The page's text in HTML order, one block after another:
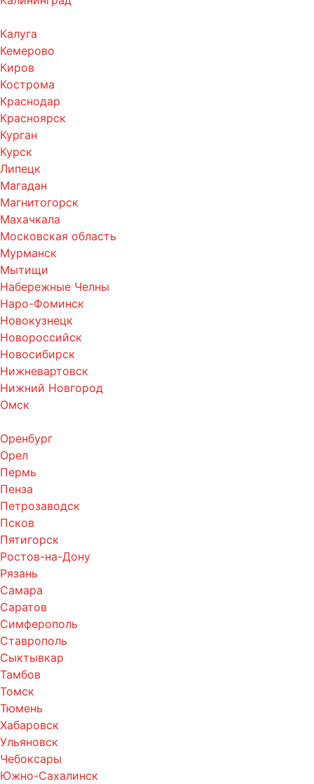
Калуга
Кемерово
Киров
Кострома
Краснодар
Красноярск
Курган
Курск
Липецк
Магадан
Магнитогорск
Махачкала
Московская область
Мурманск
Мытищи
Набережные Челны
Наро-Фоминск
Новокузнецк
Новороссийск
Новосибирск
Нижневартовск
Нижний Новгород
Омск
Оренбург
Орел
Пермь
Пенза
Петрозаводск
Псков
Пятигорск
Ростов-на-Дону
Рязань
Самара
Саратов
Симферополь
Ставрополь
Сыктывкар
Тамбов
Томск
Тюмень
Хабаровск
Ульяновск
Чебоксары
Южно-Сахалинск